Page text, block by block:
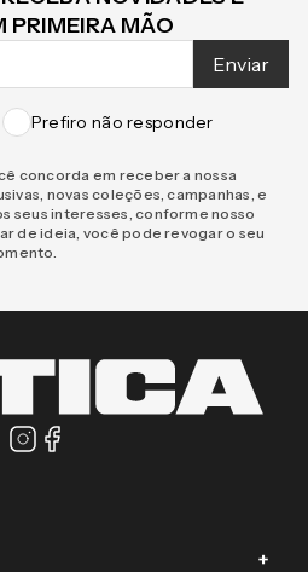
PRIMEIRA MÃO
Enviar
Prefiro não responder
concorda em receber a nossa
novas coleções, campanhas, e
seus interesses, conforme nosso
de ideia, você pode revogar o seu
+